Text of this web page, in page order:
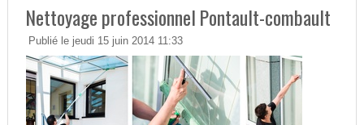
Nettoyage professionnel Pontault-combault
Publié le jeudi 15 juin 2014 11:33